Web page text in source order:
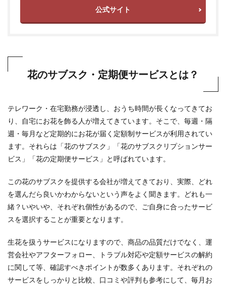
公式サイト
花のサブスク・定期便サービスとは？
テレワーク・在宅勤務が浸透し、おうち時間が長くなってきてお
り、自宅にお花を飾る人が増えてきています。そこで、毎週・隔
週・毎月など定期的にお花が届く定額制サービスが利用されてい
ます。それらは「花のサブスク」「花のサブスクリプションサー
ビス」「花の定期便サービス」と呼ばれています。
この花のサブスクを提供する会社が増えてきており、実際、どれ
を選んだら良いかわからないという声をよく聞きます。どれも一
緒？いやいや、それぞれ個性があるので、ご自身に合ったサービ
スを選択することが重要となります。
生花を扱うサービスになりますので、商品の品質だけでなく、運
営会社やアフターフォロー、トラブル対応や定額サービスの解約
に関して等、確認すべきポイントが数多くあります。それぞれの
サービスをしっかりと比較、口コミや評判も参考にして、毎月お